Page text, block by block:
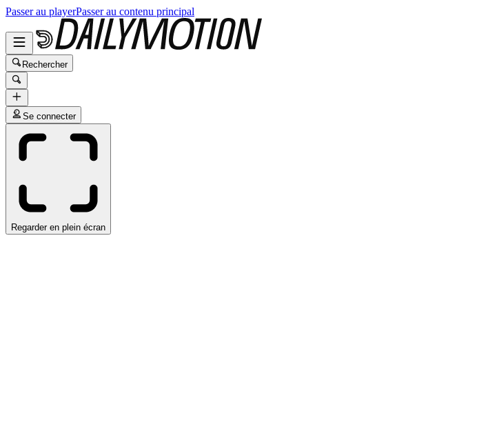
Passer au playerPasser au contenu principal
Rechercher
Se connecter
Regarder en plein écran